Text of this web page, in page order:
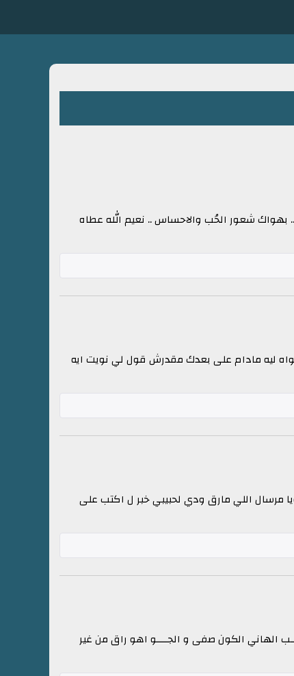
بهواك شعور الحُب والاحساس .. نعيم الله عطاه
ليه مادام على بعدك مقدرش قول لي نويت ايه
مرسال اللي مارق ودي لحبيبي خبر ل اكتب على
الهاني الكون صفى و الجــــو اهو راق من غير